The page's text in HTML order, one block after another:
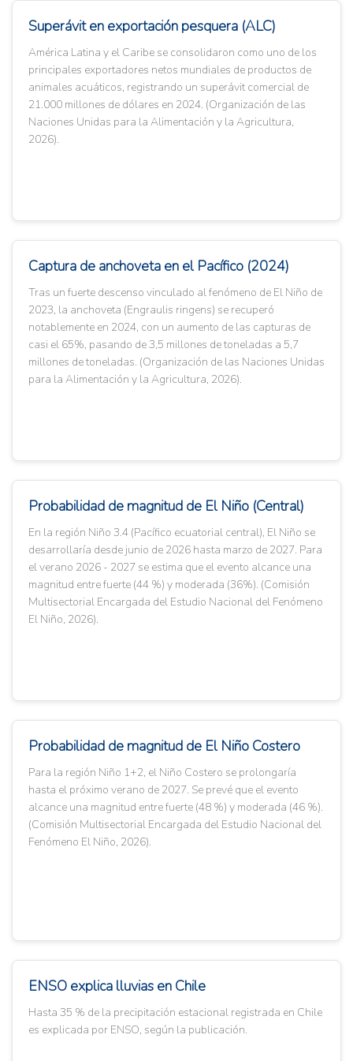
Superávit en exportación pesquera (ALC)
América Latina y el Caribe se consolidaron como uno de los
principales exportadores netos mundiales de productos de
animales acuáticos, registrando un superávit comercial de
21.000 millones de dólares en 2024. (Organización de las
Naciones Unidas para la Alimentación y la Agricultura,
2026).
Captura de anchoveta en el Pacífico (2024)
Tras un fuerte descenso vinculado al fenómeno de El Niño de
2023, la anchoveta (Engraulis ringens) se recuperó
notablemente en 2024, con un aumento de las capturas de
casi el 65%, pasando de 3,5 millones de toneladas a 5,7
millones de toneladas. (Organización de las Naciones Unidas
para la Alimentación y la Agricultura, 2026).
Probabilidad de magnitud de El Niño (Central)
En la región Niño 3.4 (Pacífico ecuatorial central), El Niño se
desarrollaría desde junio de 2026 hasta marzo de 2027. Para
el verano 2026 - 2027 se estima que el evento alcance una
magnitud entre fuerte (44 %) y moderada (36%). (Comisión
Multisectorial Encargada del Estudio Nacional del Fenómeno
El Niño, 2026).
Probabilidad de magnitud de El Niño Costero
Para la región Niño 1+2, el Niño Costero se prolongaría
hasta el próximo verano de 2027. Se prevé que el evento
alcance una magnitud entre fuerte (48 %) y moderada (46 %).
(Comisión Multisectorial Encargada del Estudio Nacional del
Fenómeno El Niño, 2026).
ENSO explica lluvias en Chile
Hasta 35 % de la precipitación estacional registrada en Chile
es explicada por ENSO, según la publicación.